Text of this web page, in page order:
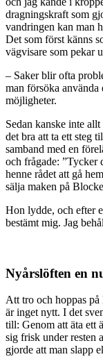
dragningskraft som
vandringen kan man
Det som först känns
vägvisare som pekar
– Saker blir ofta
man försöka
möjligheter.
Sedan kanske inte
det bra att ta ett steg
samband med en
och frågade: ”Tycker
henne rådet att gå
sälja maken på
Hon lydde, och efter
bestämt mig. Jag
Nyårslöften en
Att tro och hoppas
är inget nytt. I det
till: Genom att äta ett
sig frisk under resten
gjorde att man slapp